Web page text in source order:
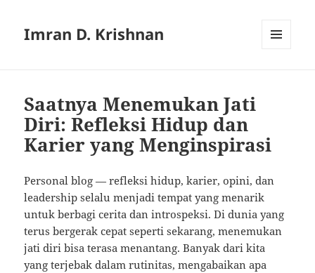
Imran D. Krishnan
Saatnya Menemukan Jati
Diri: Refleksi Hidup dan
Karier yang Menginspirasi
Personal blog — refleksi hidup, karier, opini, dan
leadership selalu menjadi tempat yang menarik
untuk berbagi cerita dan introspeksi. Di dunia yang
terus bergerak cepat seperti sekarang, menemukan
jati diri bisa terasa menantang. Banyak dari kita
yang terjebak dalam rutinitas, mengabaikan apa